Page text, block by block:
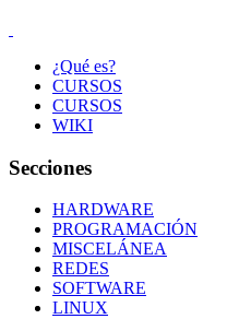
¿Qué es?
CURSOS
CURSOS
WIKI
Secciones
HARDWARE
PROGRAMACIÓN
MISCELÁNEA
REDES
SOFTWARE
LINUX